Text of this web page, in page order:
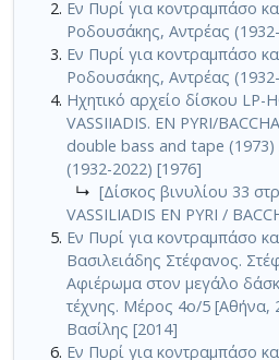
Εν Πυρί για κοντραμπάσο
Ροδουσάκης, Αντρέας
Εν Πυρί για κοντραμπάσο
Ροδουσάκης, Αντρέας
Ηχητικό αρχείο δίσκου LP-
VASSIIADIS. EN PYRI/
double bass and tape
(1932-2022) [1976]
↳ [Δίσκος βινυλίου 33
VASSILIADIS EN PYRI /
Εν Πυρί για κοντραμπάσο
Βασιλειάδης Στέφανος.
Αφιέρωμα στον μεγάλο
τέχνης. Μέρος 4ο/5 [Αθήνα,
Βασίλης [2014]
Εν Πυρί για κοντραμπάσο